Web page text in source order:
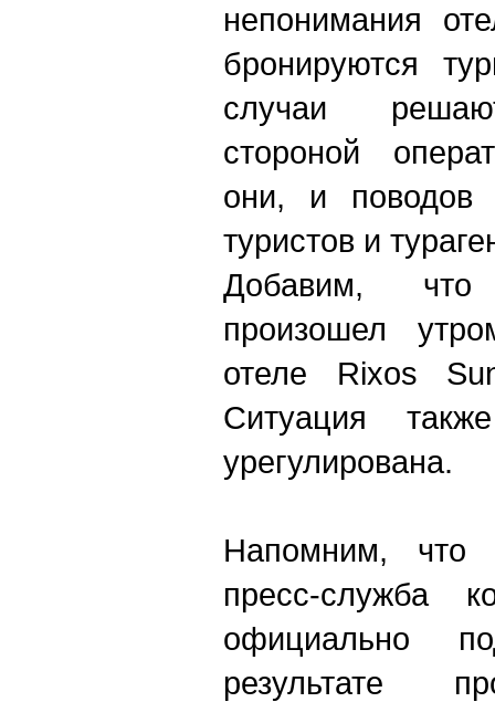
непонимания
бронируются
случаи
стороной
они, и поводов
туристов и
Добавим,
произошел
отеле Rixos
Ситуация
урегулирована.
Напомним, что
пресс-служба
официально
результате